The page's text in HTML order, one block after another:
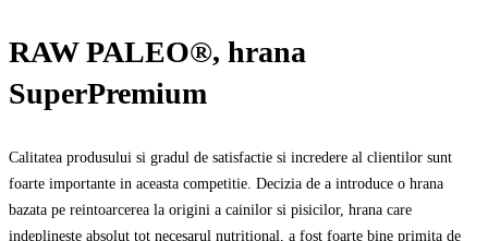
RAW PALEO®, hrana
SuperPremium
Calitatea produsului si gradul de satisfactie si incredere al clientilor sunt
foarte importante in aceasta competitie. Decizia de a introduce o hrana
bazata pe reintoarcerea la origini a cainilor si pisicilor, hrana care
indeplineste absolut tot necesarul nutritional, a fost foarte bine primita de